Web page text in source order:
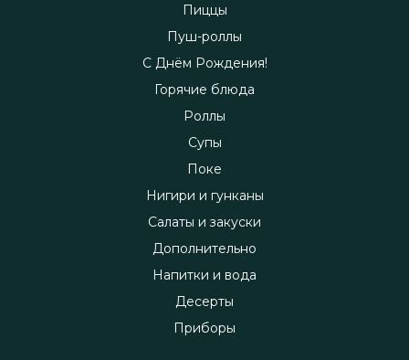
Пиццы
Пуш-роллы
С Днём Рождения!
Горячие блюда
Роллы
Супы
Поке
Нигири и гунканы
Салаты и закуски
Дополнительно
Напитки и вода
Десерты
Приборы